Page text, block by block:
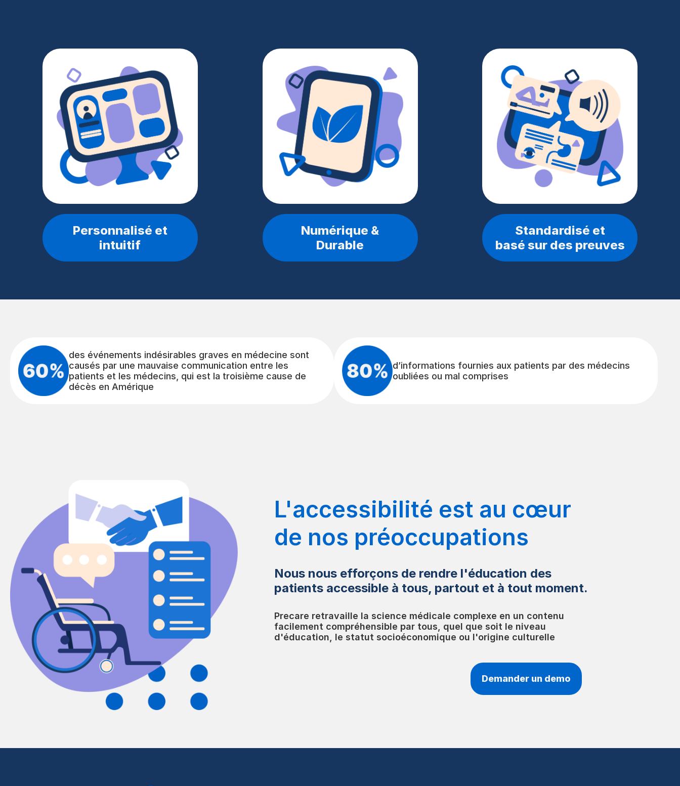
Personnalisé et
intuitif
Numérique &
Durable
Standardisé et
basé sur des preuves
des événements indésirables graves en médecine sont
causés par une mauvaise communication entre les
patients et les médecins, qui est la troisième cause de
décès en Amérique
d’informations fournies aux patients par des médecins
oubliées ou mal comprises
L'accessibilité est au cœur
de nos préoccupations
Nous nous efforçons de rendre l'éducation des
patients accessible à tous, partout et à tout moment.
Precare retravaille la science médicale complexe en un contenu
facilement compréhensible par tous, quel que soit le niveau
d'éducation, le statut socioéconomique ou l'origine culturelle
Demander un demo